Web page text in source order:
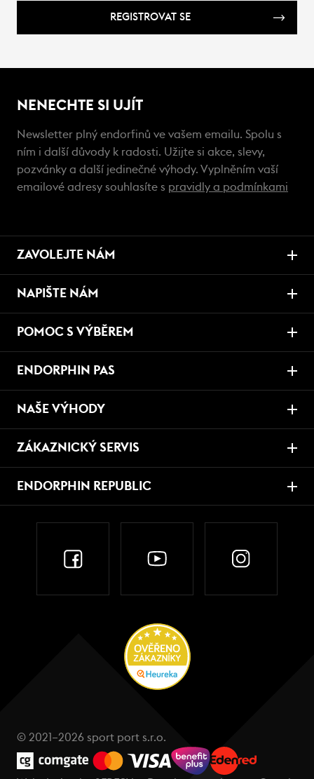
REGISTROVAT SE
NENECHTE SI UJÍT
Newsletter plný endorfinů ve vašem emailu. Spolu s
ním i další důvody k radosti. Užijte si akce, slevy,
pozvánky a další jedinečné výhody. Vyplněním vaší
emailové adresy souhlasíte s pravidly a podmínkami
ZAVOLEJTE NÁM
NAPIŠTE NÁM
POMOC S VÝBĚREM
ENDORPHIN PAS
NAŠE VÝHODY
ZÁKAZNICKÝ SERVIS
ENDORPHIN REPUBLIC
© 2021–2026 sport port s.r.o.